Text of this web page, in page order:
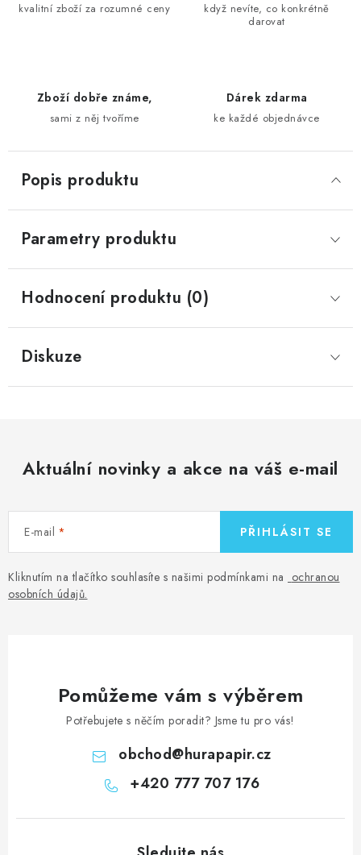
kvalitní zboží za rozumné ceny
když nevíte, co konkrétně
darovat
Zboží dobře známe,
sami z něj tvoříme
Dárek zdarma
ke každé objednávce
Popis produktu
Parametry produktu
Hodnocení produktu (0)
Diskuze
Aktuální novinky a akce na váš e-mail
E-mail
Kliknutím na tlačítko souhlasíte s našimi podmínkami na ochranou
osobních údajů.
PŘIHLÁSIT SE
Pomůžeme vám s výběrem
Potřebujete s něčím poradit? Jsme tu pro vás!
obchod@hurapapir.cz
+420 777 707 176